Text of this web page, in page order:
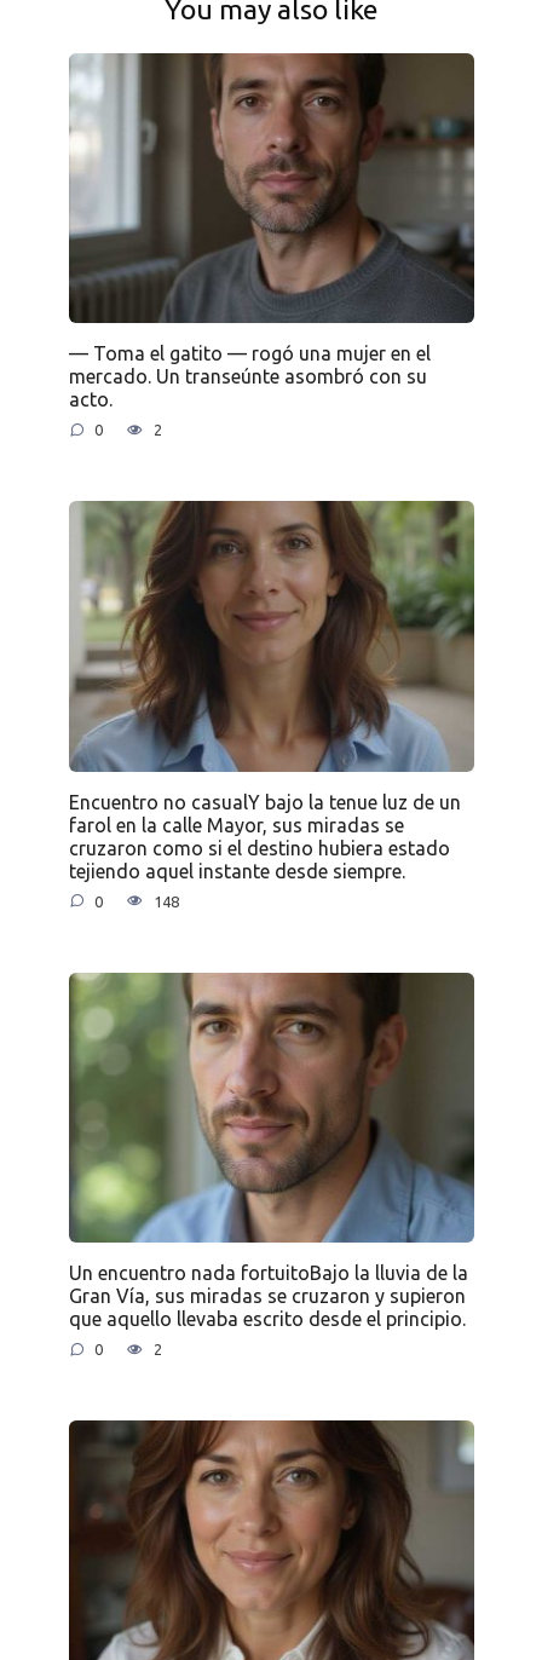
You may also like
— Toma el gatito — rogó una mujer en el
mercado. Un transeúnte asombró con su
acto.
0 2
Encuentro no casualY bajo la tenue luz de un
farol en la calle Mayor, sus miradas se
cruzaron como si el destino hubiera estado
tejiendo aquel instante desde siempre.
0 148
Un encuentro nada fortuitoBajo la lluvia de la
Gran Vía, sus miradas se cruzaron y supieron
que aquello llevaba escrito desde el principio.
0 2